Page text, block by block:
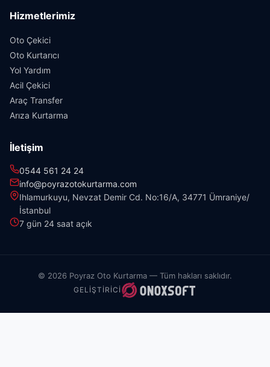
Hizmetlerimiz
Oto Çekici
Oto Kurtarıcı
Yol Yardım
Acil Çekici
Araç Transfer
Arıza Kurtarma
İletişim
0544 561 24 24
info@poyrazotokurtarma.com
Ihlamurkuyu, Nevzat Demir Cd. No:16/A, 34771 Ümraniye/
İstanbul
7 gün 24 saat açık
© 2026 Poyraz Oto Kurtarma — Tüm hakları saklıdır.
GELIŞTIRICI